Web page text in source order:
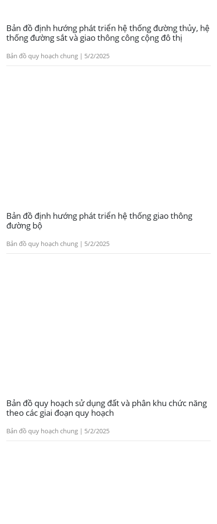
Bản đồ định hướng phát triển hệ thống đường thủy, hệ
thống đường sắt và giao thông công cộng đô thị
Bản đồ quy hoạch chung | 5/2/2025
Bản đồ định hướng phát triển hệ thống giao thông
đường bộ
Bản đồ quy hoạch chung | 5/2/2025
Bản đồ quy hoạch sử dụng đất và phân khu chức năng
theo các giai đoạn quy hoạch
Bản đồ quy hoạch chung | 5/2/2025